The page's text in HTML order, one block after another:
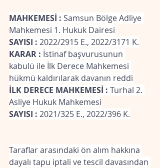
MAHKEMESİ : Samsun Bölge Adliye
Mahkemesi 1. Hukuk Dairesi
SAYISI : 2022/2915 E., 2022/3171 K.
KARAR : İstinaf başvurusunun
kabulü ile İlk Derece Mahkemesi
hükmü kaldırılarak davanın reddi
İLK DERECE MAHKEMESİ : Turhal 2.
Asliye Hukuk Mahkemesi
SAYISI : 2021/325 E., 2022/396 K.
Taraflar arasındaki ön alım hakkına
dayalı tapu iptali ve tescil davasından